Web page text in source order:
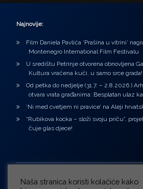
Najnovije:
Film Daniela Pavlića ‘Prašina u vitrini’
Montenegro International Film Festivalu
U središtu Petrinje otvorena obnovljena
Kultura vraćena kući, u samo srce grada!
Od petka do nedjelje (31.7. – 2.8.2026.)
otvara vrata građanima: Besplatan ulaz
‘Ni med cvetjem ni pravice’ na Aleji
“Rubikova kocka – složi svoju priču”,
čuje glas djece!
Naša stranica koristi kolačiće kako